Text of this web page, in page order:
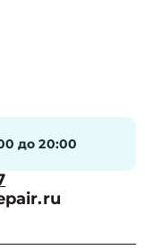
до 20:00